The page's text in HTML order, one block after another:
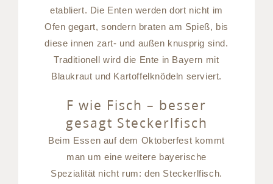
etabliert. Die Enten werden dort nicht im
Ofen gegart, sondern braten am Spieß, bis
diese innen zart- und außen knusprig sind.
Traditionell wird die Ente in Bayern mit
Blaukraut und Kartoffelknödeln serviert.
F wie Fisch – besser
gesagt Steckerlfisch
Beim Essen auf dem Oktoberfest kommt
man um eine weitere bayerische
Spezialität nicht rum: den Steckerlfisch.